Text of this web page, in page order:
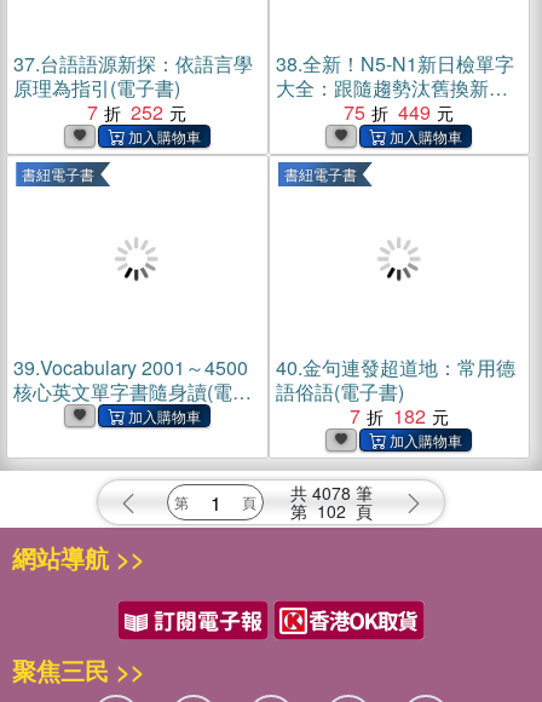
37.台語語源新探：依語言學
原理為指引(電子書)
7
252
38.全新！N5-N1新日檢單字
大全：跟隨趨勢汰舊換新的
考用單字，全級數一次通
過！(電子書)
75 449
書紐電子書
39.Vocabulary 2001～4500
核心英文單字書隨身讀(電子
書紐電子書
40.金句連發超道地：常用德
語俗語(電子書)
7
182
共 4078 筆
第 102 頁
網站導航 >>
聚焦三民 >>